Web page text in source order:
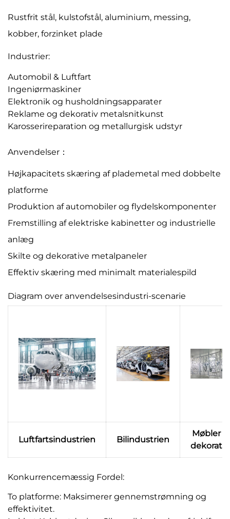
Rustfrit stål, kulstofstål, aluminium, messing,
kobber, forzinket plade
Industrier:
Automobil & Luftfart
Ingeniørmaskiner
Elektronik og husholdningsapparater
Reklame og dekorativ metalsnitkunst
Karosserireparation og metallurgisk udstyr
Anvendelser：
Højkapacitets skæring af plademetal med dobbelte
platforme
Produktion af automobiler og flydelskomponenter
Fremstilling af elektriske kabinetter og industrielle
anlæg
Skilte og dekorative metalpaneler
Effektiv skæring med minimalt materialespild
Diagram over anvendelsesindustri-scenarie
Luftfartsindustrien Bilindustrien
Møbler
Konkurrencemæssig Fordel:
To platforme: Maksimerer gennemstrømning og
effektivitet.